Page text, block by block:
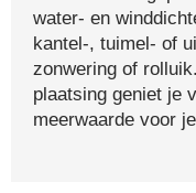
water- en
kantel-, tuimel- of
zonwering of
plaatsing geniet je
meerwaarde voor